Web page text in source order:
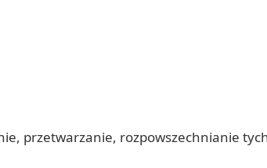
przetwarzanie, rozpowszechnianie